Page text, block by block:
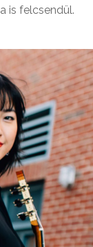
is felcsendül.